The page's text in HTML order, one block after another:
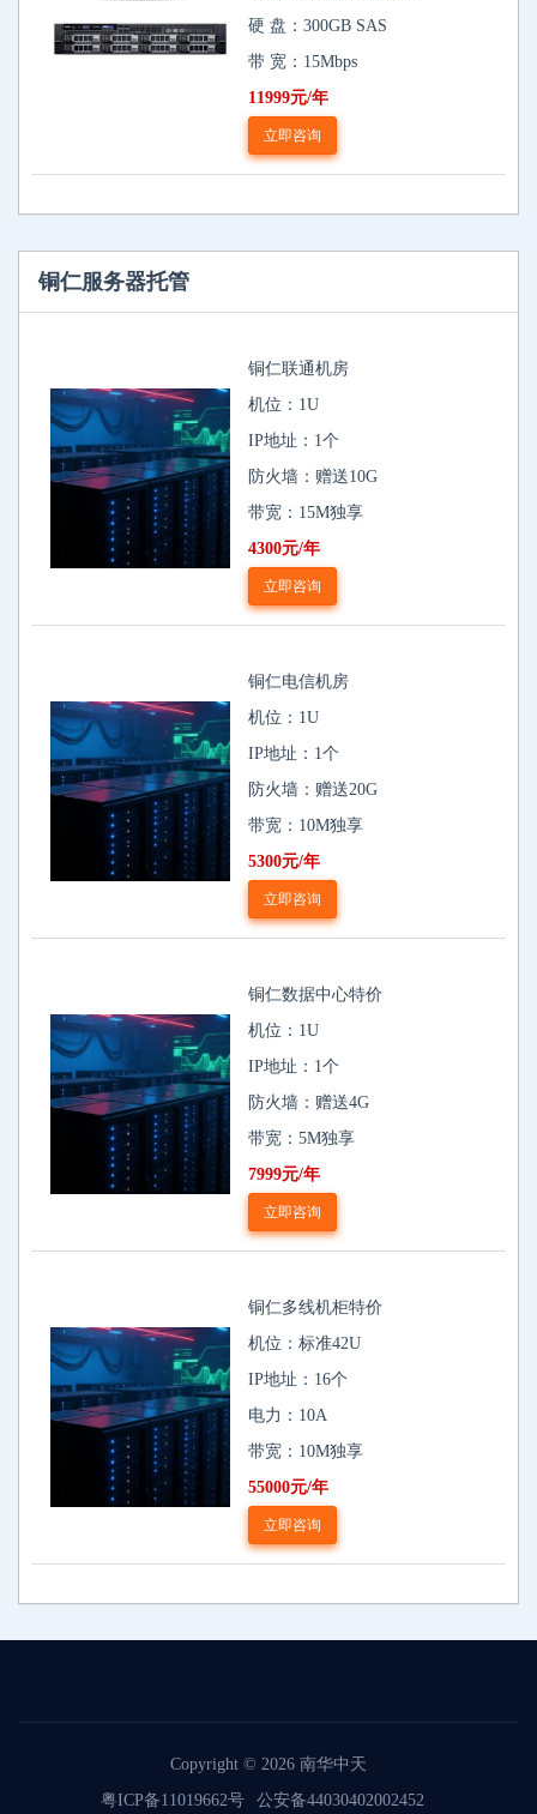
硬 盘：300GB SAS
带 宽：15Mbps
11999元/年
立即咨询
铜仁服务器托管
铜仁联通机房
机位：1U
IP地址：1个
防火墙：赠送10G
带宽：15M独享
4300元/年
立即咨询
铜仁电信机房
机位：1U
IP地址：1个
防火墙：赠送20G
带宽：10M独享
5300元/年
立即咨询
铜仁数据中心特价
机位：1U
IP地址：1个
防火墙：赠送4G
带宽：5M独享
7999元/年
立即咨询
铜仁多线机柜特价
机位：标准42U
IP地址：16个
电力：10A
带宽：10M独享
55000元/年
立即咨询
Copyright © 2026 南华中天
粤ICP备11019662号
公安备44030402002452